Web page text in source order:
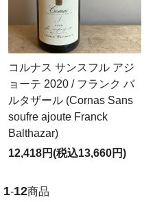
コルナス サンスフル アジ
ョーテ 2020 / フランク バ
ルタザール (Cornas Sans
soufre ajoute Franck
Balthazar)
12,418円(税込13,660円)
1-12商品